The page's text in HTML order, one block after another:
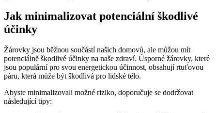
Jak minimalizovat potenciální škodlivé
účinky
Žárovky jsou běžnou součástí‍ našich domovů, ale můžou mít
potenciálně škodlivé účinky na naše zdraví. Úsporné žárovky, které
‍jsou populární pro svou energetickou účinnost, obsahují rtuťovou
páru, která může⁢ být škodlivá pro lidské tělo.
Abyste minimalizovali možné riziko, doporučuje se dodržovat
následující tipy: